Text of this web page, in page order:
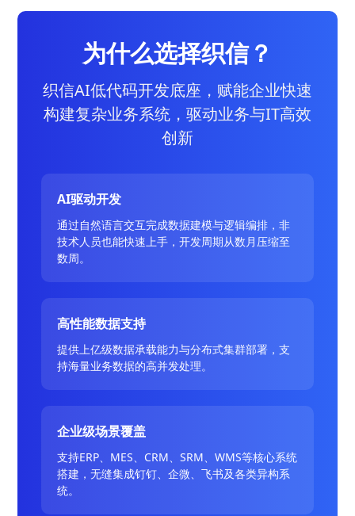
为什么选择织信？
织信AI低代码开发底座，赋能企业快速
构建复杂业务系统，驱动业务与IT高效
创新
AI驱动开发
通过自然语言交互完成数据建模与逻辑编排，非
技术人员也能快速上手，开发周期从数月压缩至
数周。
高性能数据支持
提供上亿级数据承载能力与分布式集群部署，支
持海量业务数据的高并发处理。
企业级场景覆盖
支持ERP、MES、CRM、SRM、WMS等核心系统
搭建，无缝集成钉钉、企微、飞书及各类异构系
统。